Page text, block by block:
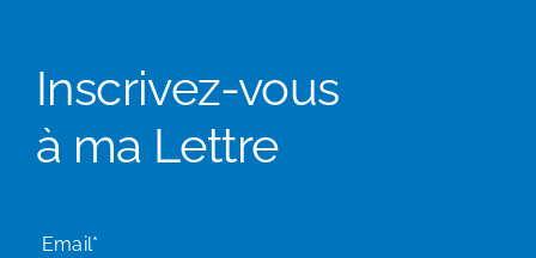
Inscrivez-vous
à ma Lettre
Email*